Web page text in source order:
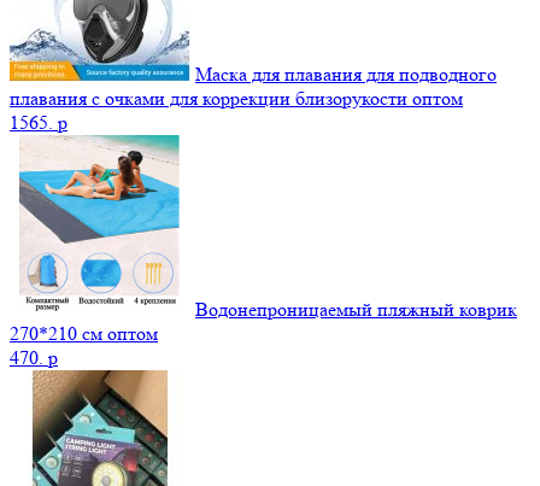
Маска для плавания для подводного
плавания с очками для коррекции близорукости оптом
1565. p
Водонепроницаемый пляжный коврик
270*210 см оптом
470. p